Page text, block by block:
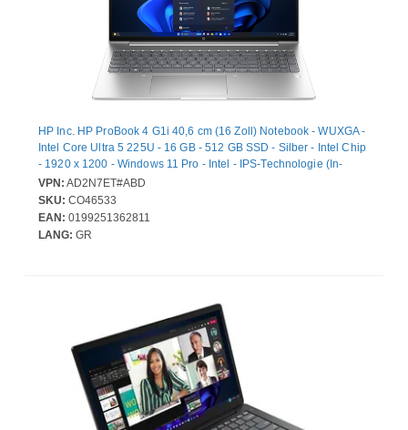
HP Inc. HP ProBook 4 G1i 40,6 cm (16 Zoll) Notebook - WUXGA -
Intel Core Ultra 5 225U - 16 GB - 512 GB SSD - Silber - Intel Chip
- 1920 x 1200 - Windows 11 Pro - Intel - IPS-Technologie (In-
Plane-Switching) - Webcam - IEEE 802.11be Wireless LAN-
Standard
VPN: AD2N7ET#ABD
SKU: CO46533
EAN: 0199251362811
LANG: GR